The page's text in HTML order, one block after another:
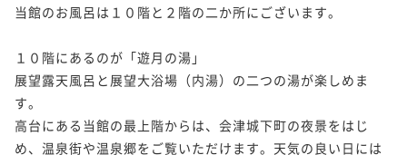
当館のお風呂は１０階と２階の二か所にございます。
１０階にあるのが「遊月の湯」
展望露天風呂と展望大浴場（内湯）の二つの湯が楽しめま
す。
高台にある当館の最上階からは、会津城下町の夜景をはじ
め、温泉街や温泉郷をご覧いただけます。天気の良い日には